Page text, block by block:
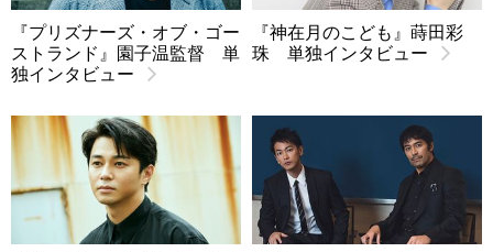
『プリズナーズ・オブ・ゴー
ストランド』園子温監督 単
独インタビュー
『神在月のこども』蒔田彩
珠 単独インタビュー